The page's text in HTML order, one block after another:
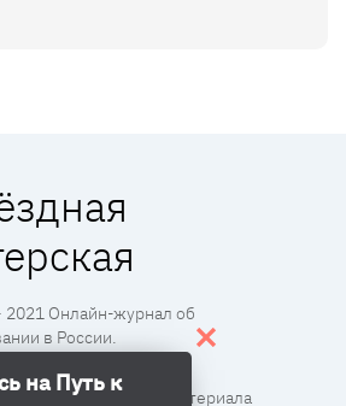
2021 Онлайн-журнал об
в России.
Перпечатка материала
на Путь к